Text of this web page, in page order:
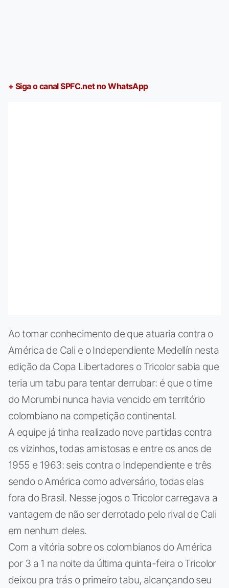
+ Siga o canal SPFC.net no WhatsApp
Ao tomar conhecimento de que atuaria contra o
América de Cali e o Independiente Medellín nesta
edição da Copa Libertadores o Tricolor sabia que
teria um tabu para tentar derrubar: é que o time
do Morumbi nunca havia vencido em território
colombiano na competição continental.
A equipe já tinha realizado nove partidas contra
os vizinhos, todas amistosas e entre os anos de
1955 e 1963: seis contra o Independiente e três
sendo o América como adversário, todas elas
fora do Brasil. Nesse jogos o Tricolor carregava a
vantagem de não ser derrotado pelo rival de Cali
em nenhum deles.
Com a vitória sobre os colombianos do América
por 3 a 1 na noite da última quinta-feira o Tricolor
deixou pra trás o primeiro tabu, alcançando seu